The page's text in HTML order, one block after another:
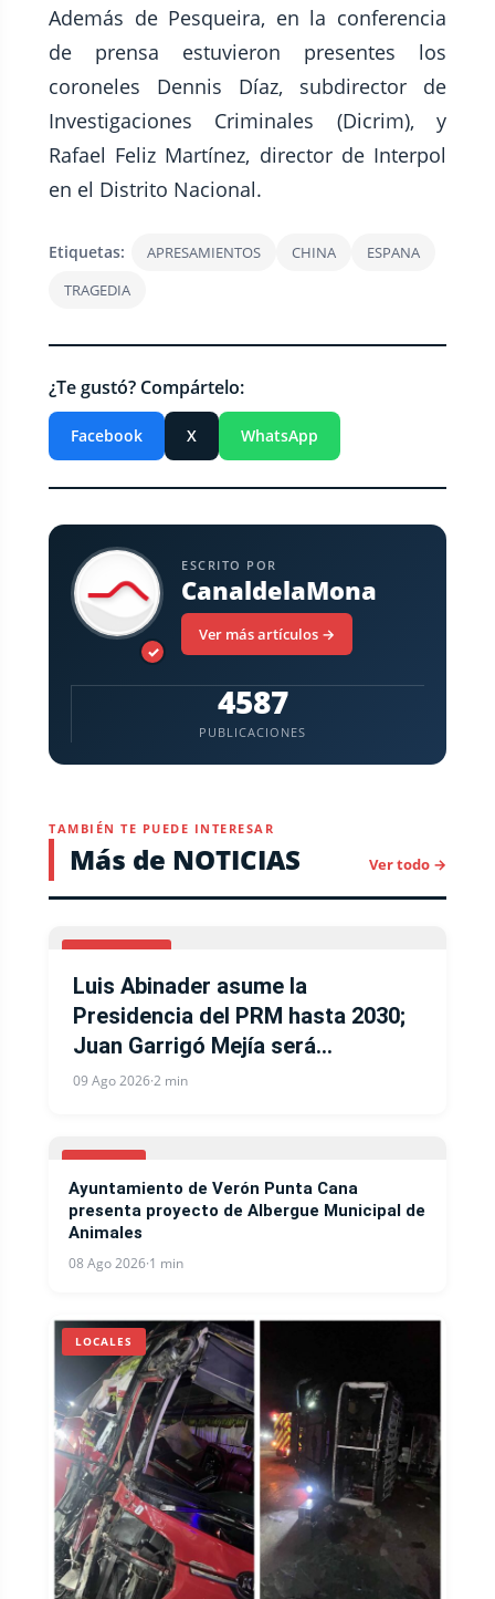
Además de Pesqueira, en la conferencia
de prensa estuvieron presentes los
coroneles Dennis Díaz, subdirector de
Investigaciones Criminales (Dicrim), y
Rafael Feliz Martínez, director de Interpol
en el Distrito Nacional.
Etiquetas: APRESAMIENTOS CHINA
ESPANA
TRAGEDIA
¿Te gustó? Compártelo:
Facebook X WhatsApp
✓
ESCRITO POR
CanaldelaMona
Ver más artículos →
4587
PUBLICACIONES
TAMBIÉN TE PUEDE INTERESAR
Más de NOTICIAS Ver todo →
NACIONALES
Luis Abinader asume la
Presidencia del PRM hasta 2030;
Juan Garrigó Mejía será
Secretario General y Gloria Reyes
09 Ago 2026·2 min
LOCALES
Ayuntamiento de Verón Punta Cana
presenta proyecto de Albergue Municipal de
Animales
08 Ago 2026·1 min
LOCALES